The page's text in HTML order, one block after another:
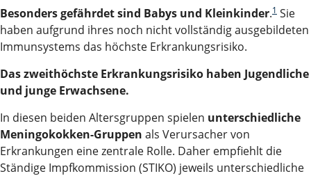
Besonders gefährdet sind Babys und Kleinkinder.1 Sie
haben aufgrund ihres noch nicht vollständig ausgebildeten
Immunsystems das höchste Erkrankungsrisiko.
Das zweithöchste Erkrankungsrisiko haben Jugendliche
und junge Erwachsene.
In diesen beiden Altersgruppen spielen unterschiedliche
Meningokokken-Gruppen als Verursacher von
Erkrankungen eine zentrale Rolle. Daher empfiehlt die
Ständige Impfkommission (STIKO) jeweils unterschiedliche